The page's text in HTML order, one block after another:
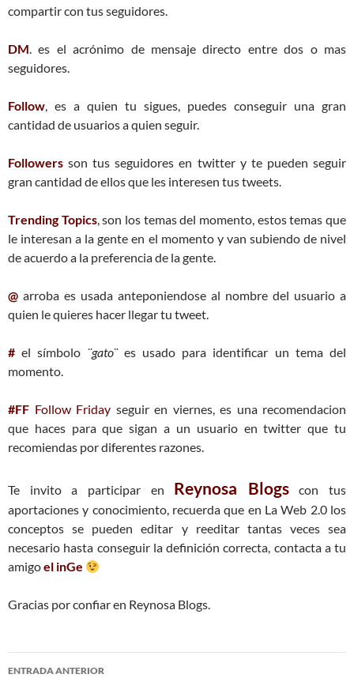
compartir con tus seguidores.
DM. es el acrónimo de mensaje directo entre dos o mas
seguidores.
Follow, es a quien tu sigues, puedes conseguir una gran
cantidad de usuarios a quien seguir.
Followers son tus seguidores en twitter y te pueden seguir
gran cantidad de ellos que les interesen tus tweets.
Trending Topics, son los temas del momento, estos temas que
le interesan a la gente en el momento y van subiendo de nivel
de acuerdo a la preferencia de la gente.
@ arroba es usada anteponiendose al nombre del usuario a
quien le quieres hacer llegar tu tweet.
# el símbolo ¨gato¨ es usado para identificar un tema del
momento.
#FF Follow Friday seguir en viernes, es una recomendacion
que haces para que sigan a un usuario en twitter que tu
recomiendas por diferentes razones.
Te invito a participar en Reynosa Blogscon tus
aportaciones y conocimiento, recuerda que en La Web 2.0 los
conceptos se pueden editar y reeditar tantas veces sea
necesario hasta conseguir la definición correcta, contacta a tu
amigoel inGe
Gracias por confiar en Reynosa Blogs.
Navegación
ENTRADA ANTERIOR